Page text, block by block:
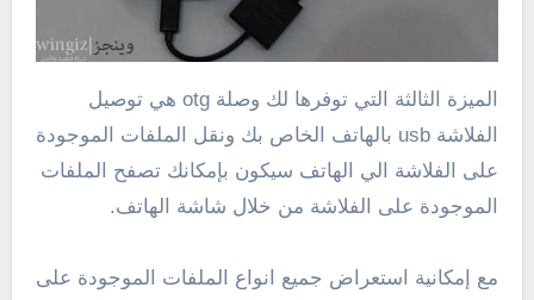
الميزة الثالثة التي توفرها لك وصلة otg هي توصيل
الفلاشة usb بالهاتف الخاص بك ونقل الملفات الموجودة
على الفلاشة الي الهاتف سيكون بإمكانك تصفح الملفات
الموجودة على الفلاشة من خلال شاشة الهاتف.
مع إمكانية استعراض جميع انواع الملفات الموجودة على